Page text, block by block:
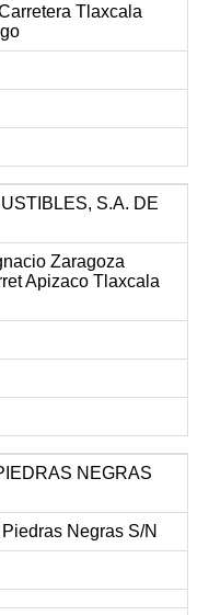
Tlaxcala
S.A. DE
Zaragoza
Apizaco Tlaxcala
NEGRAS
Negras S/N